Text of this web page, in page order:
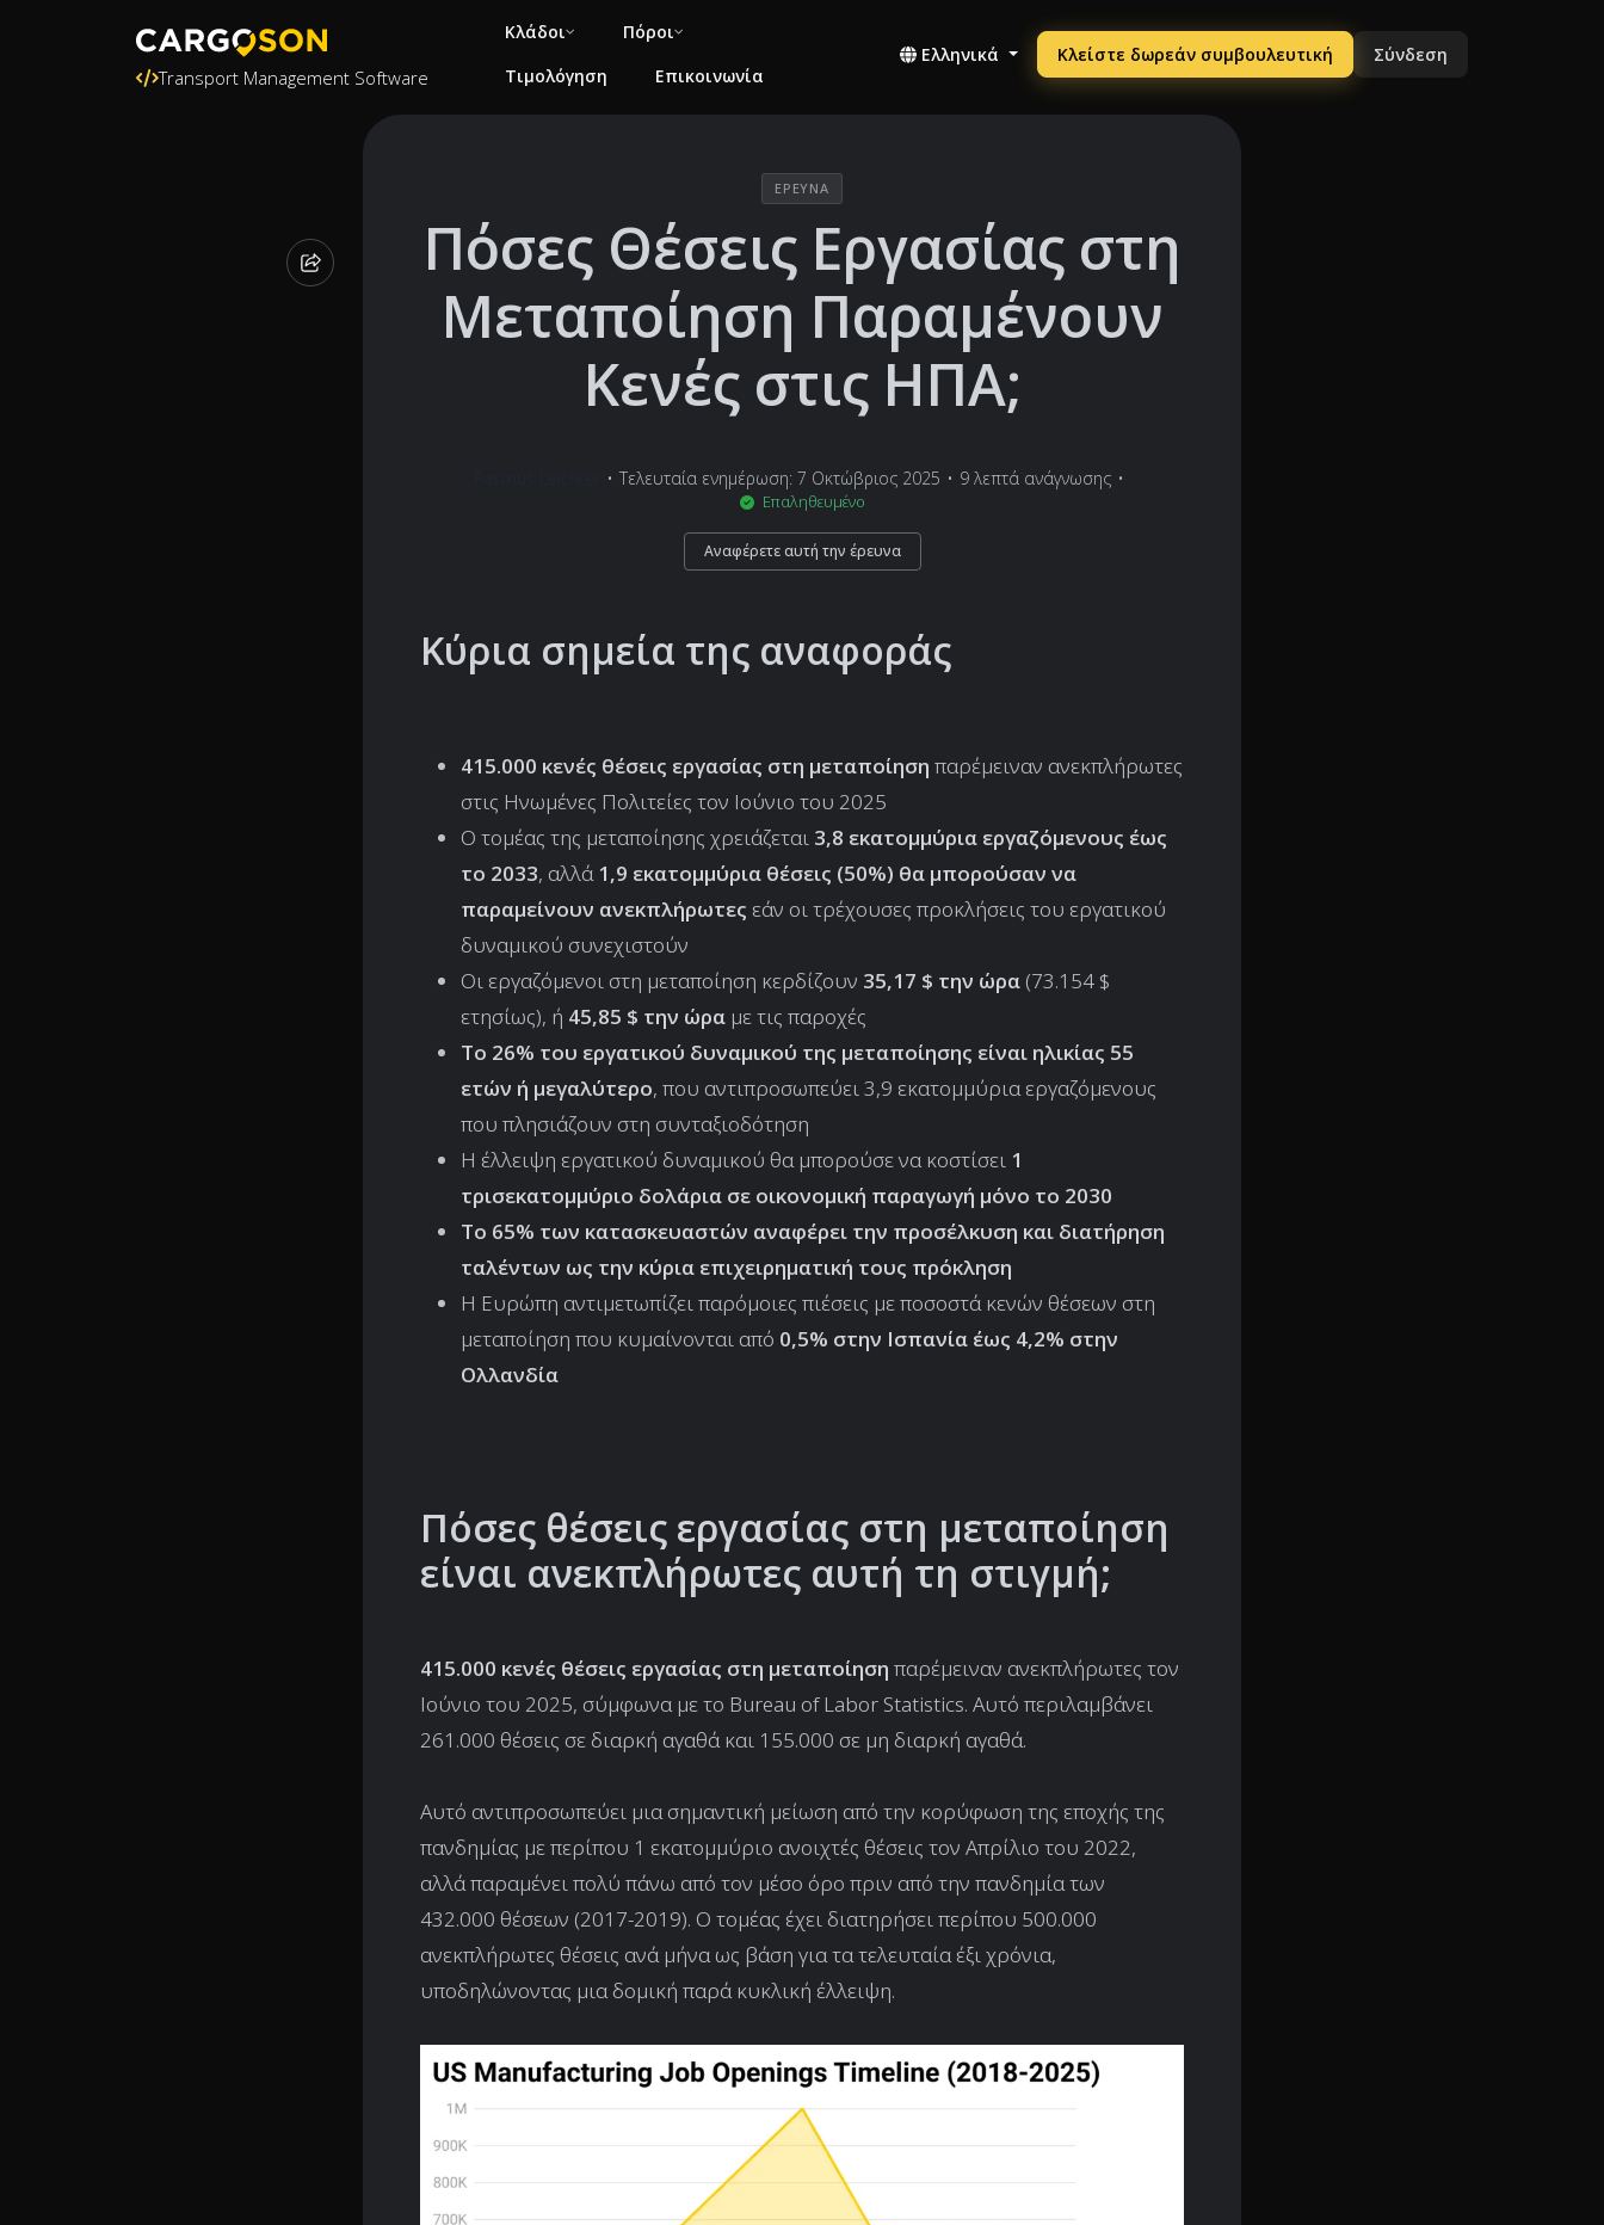
Transport Management Software
Κλάδοι
Πόροι
Τιμολόγηση
Επικοινωνία
Ελληνικά Κλείστε δωρεάν συμβουλευτική Σύνδεση
ΈΡΕΥΝΑ
Πόσες Θέσεις Εργασίας στη
Μεταποίηση Παραμένουν
Κενές στις ΗΠΑ;
• Τελευταία ενημέρωση: 7 Οκτώβριος 2025 • 9 λεπτά ανάγνωσης •
Επαληθευμένο
Αναφέρετε αυτή την έρευνα
Κύρια σημεία της αναφοράς
415.000 κενές θέσεις εργασίας στη μεταποίηση παρέμειναν ανεκπλήρωτες
στις Ηνωμένες Πολιτείες τον Ιούνιο του 2025
Ο τομέας της μεταποίησης χρειάζεται 3,8 εκατομμύρια εργαζόμενους έως
το 2033, αλλά 1,9 εκατομμύρια θέσεις (50%) θα μπορούσαν να
παραμείνουν ανεκπλήρωτες εάν οι τρέχουσες προκλήσεις του εργατικού
δυναμικού συνεχιστούν
Οι εργαζόμενοι στη μεταποίηση κερδίζουν 35,17 $ την ώρα (73.154 $
ετησίως), ή 45,85 $ την ώρα με τις παροχές
Το 26% του εργατικού δυναμικού της μεταποίησης είναι ηλικίας 55
ετών ή μεγαλύτερο, που αντιπροσωπεύει 3,9 εκατομμύρια εργαζόμενους
που πλησιάζουν στη συνταξιοδότηση
Η έλλειψη εργατικού δυναμικού θα μπορούσε να κοστίσει 1
τρισεκατομμύριο δολάρια σε οικονομική παραγωγή μόνο το 2030
Το 65% των κατασκευαστών αναφέρει την προσέλκυση και διατήρηση
ταλέντων ως την κύρια επιχειρηματική τους πρόκληση
Η Ευρώπη αντιμετωπίζει παρόμοιες πιέσεις με ποσοστά κενών θέσεων στη
μεταποίηση που κυμαίνονται από 0,5% στην Ισπανία έως 4,2% στην
Ολλανδία
Πόσες θέσεις εργασίας στη μεταποίηση
είναι ανεκπλήρωτες αυτή τη στιγμή;
415.000 κενές θέσεις εργασίας στη μεταποίηση παρέμειναν ανεκπλήρωτες τον
Ιούνιο του 2025, σύμφωνα με το Bureau of Labor Statistics. Αυτό περιλαμβάνει
261.000 θέσεις σε διαρκή αγαθά και 155.000 σε μη διαρκή αγαθά.
Αυτό αντιπροσωπεύει μια σημαντική μείωση από την κορύφωση της εποχής της
πανδημίας με περίπου 1 εκατομμύριο ανοιχτές θέσεις τον Απρίλιο του 2022,
αλλά παραμένει πολύ πάνω από τον μέσο όρο πριν από την πανδημία των
432.000 θέσεων (2017-2019). Ο τομέας έχει διατηρήσει περίπου 500.000
ανεκπλήρωτες θέσεις ανά μήνα ως βάση για τα τελευταία έξι χρόνια,
υποδηλώνοντας μια δομική παρά κυκλική έλλειψη.